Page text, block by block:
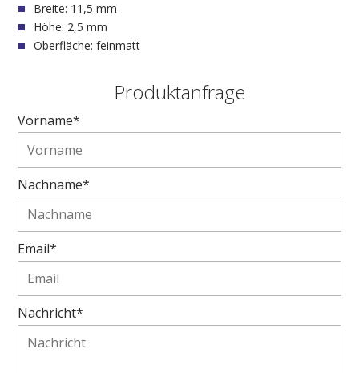
Breite: 11,5 mm
Höhe: 2,5 mm
Oberfläche: feinmatt
Produktanfrage
Vorname*
Nachname*
Email*
Nachricht*